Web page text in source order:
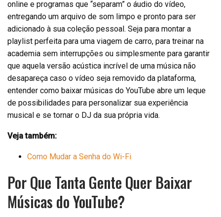
online e programas que “separam” o áudio do vídeo,
entregando um arquivo de som limpo e pronto para ser
adicionado à sua coleção pessoal. Seja para montar a
playlist perfeita para uma viagem de carro, para treinar na
academia sem interrupções ou simplesmente para garantir
que aquela versão acústica incrível de uma música não
desapareça caso o vídeo seja removido da plataforma,
entender como baixar músicas do YouTube abre um leque
de possibilidades para personalizar sua experiência
musical e se tornar o DJ da sua própria vida.
Veja também:
Como Mudar a Senha do Wi-Fi
Por Que Tanta Gente Quer Baixar
Músicas do YouTube?